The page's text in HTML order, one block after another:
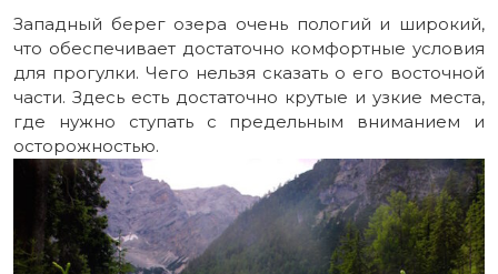
Западный берег озера очень пологий и широкий,
что обеспечивает достаточно комфортные условия
для прогулки. Чего нельзя сказать о его восточной
части. Здесь есть достаточно крутые и узкие места,
где нужно ступать с предельным вниманием и
осторожностью.